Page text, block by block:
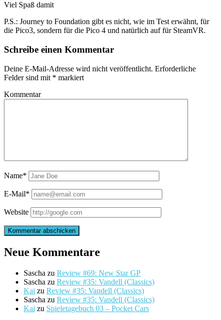
Viel Spaß damit
P.S.: Journey to Foundation gibt es nicht, wie im Test erwähnt, für
die Pico3, sondern für die Pico 4 und natürlich auf für SteamVR.
Schreibe einen Kommentar
Deine E-Mail-Adresse wird nicht veröffentlicht. Erforderliche
Felder sind mit * markiert
Kommentar
Name*
E-Mail*
Website
Neue Kommentare
Sascha zu Review #69: New Star GP
Sascha zu Review #35: Vandell (Classics)
Kai zu Review #35: Vandell (Classics)
Sascha zu Review #35: Vandell (Classics)
Kai zu Spieletagebuch 03 – Pocket Cars